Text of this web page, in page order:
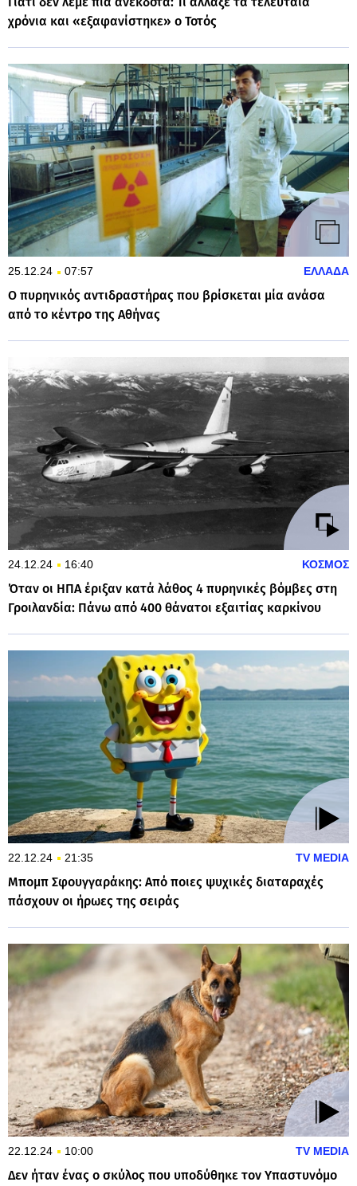
χρόνια και «εξαφανίστηκε» ο Τοτός
25.12.24 07:57 ΕΛΛΑΔΑ
Ο πυρηνικός αντιδραστήρας που βρίσκεται μία ανάσα
από το κέντρο της Αθήνας
24.12.24 16:40 ΚΟΣΜΟΣ
Όταν οι ΗΠΑ έριξαν κατά λάθος 4 πυρηνικές βόμβες στη
Γροιλανδία: Πάνω από 400 θάνατοι εξαιτίας καρκίνου
22.12.24 21:35 TV MEDIA
Μπομπ Σφουγγαράκης: Από ποιες ψυχικές διαταραχές
πάσχουν οι ήρωες της σειράς
22.12.24 10:00 TV MEDIA
Δεν ήταν ένας ο σκύλος που υποδύθηκε τον Υπαστυνόμο